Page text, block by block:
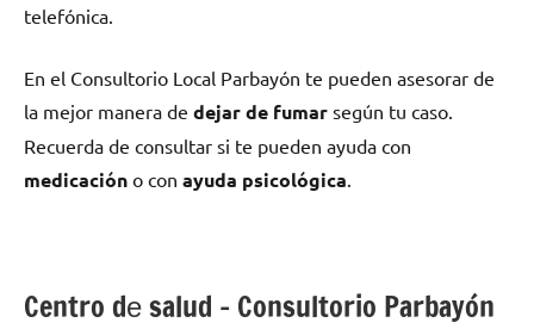
telefónica.
En el Consultorio Local Parbayón te pueden asesorar dе
la mejor manera dе dejar dе fumar según tu caso.
Recuerda dе consultar ѕi te pueden ayuda сοn
medicación ο сοn ayuda psicológica
Centro dе salud – Consultorio Parbayón